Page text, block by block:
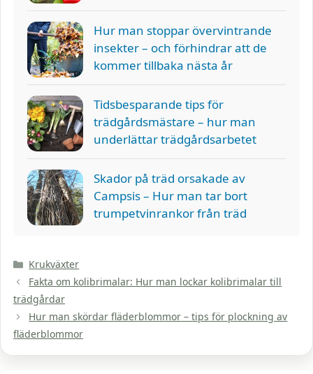
Hur man stoppar övervintrande
insekter – och förhindrar att de
kommer tillbaka nästa år
Tidsbesparande tips för
trädgårdsmästare – hur man
underlättar trädgårdsarbetet
Skador på träd orsakade av
Campsis – Hur man tar bort
trumpetvinrankor från träd
Kategorier
Krukväxter
Fakta om kolibrimalar: Hur man lockar kolibrimalar till
trädgårdar
Hur man skördar fläderblommor – tips för plockning av
fläderblommor